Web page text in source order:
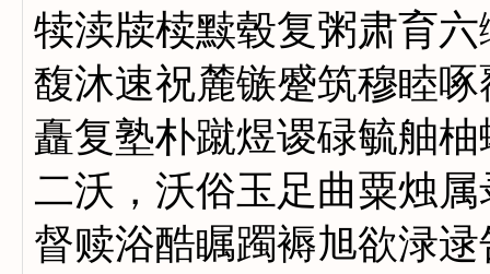
犊渎牍椟黩毂复粥肃育
馥沐速祝麓镞蹙筑穆睦
矗复塾朴蹴煜谡碌毓舳
二沃，沃俗玉足曲粟烛
督赎浴酷瞩躅褥旭欲渌逯